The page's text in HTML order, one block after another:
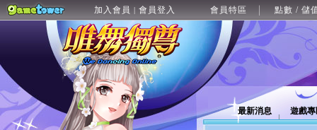
加入會員 | 會員登入 會員特區 點數 / 儲
最新消息 遊戲